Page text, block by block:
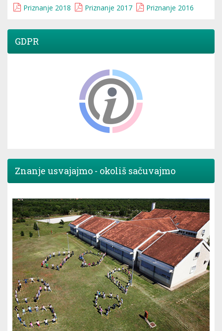
Priznanje 2018
Priznanje 2017 Priznanje 2016
GDPR
Znanje usvajajmo - okoliš sačuvajmo